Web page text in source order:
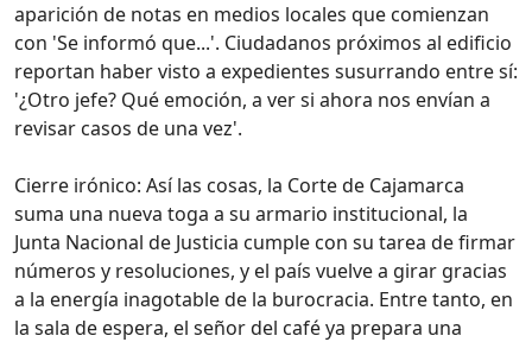
aparición de notas en medios locales que comienzan
con 'Se informó que...'. Ciudadanos próximos al edificio
reportan haber visto a expedientes susurrando entre sí:
'¿Otro jefe? Qué emoción, a ver si ahora nos envían a
revisar casos de una vez'.
Cierre irónico: Así las cosas, la Corte de Cajamarca
suma una nueva toga a su armario institucional, la
Junta Nacional de Justicia cumple con su tarea de firmar
números y resoluciones, y el país vuelve a girar gracias
a la energía inagotable de la burocracia. Entre tanto, en
la sala de espera, el señor del café ya prepara una